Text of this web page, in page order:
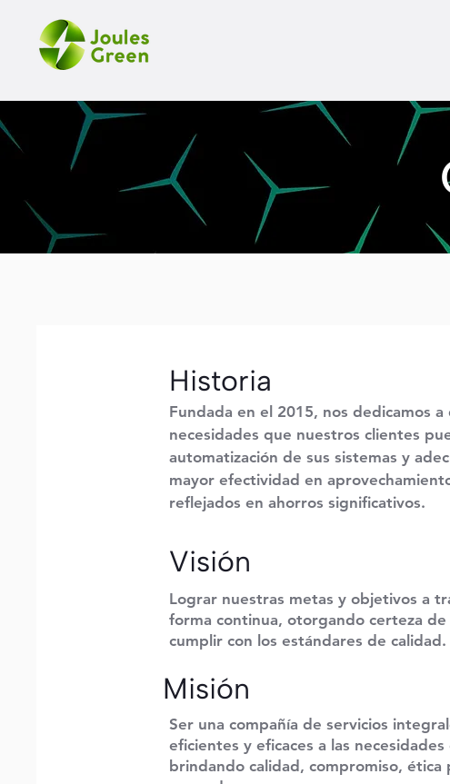
Historia
Fundada en el 2015, nos dedicamos
necesidades que nuestros clientes
automatización de sus sistemas y
mayor efectividad en
reflejados en ahorros significativos.
Visión
Lograr nuestras metas y objetivos a
forma continua, otorgando certeza de
cumplir con los estándares de calidad.
Misión
Ser una compañía de servicios
eficientes y eficaces a las
brindando calidad, compromiso, ética